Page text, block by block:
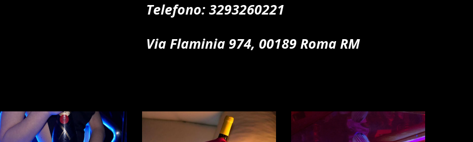
Telefono: 3293260221
Via Flaminia 974, 00189 Roma RM